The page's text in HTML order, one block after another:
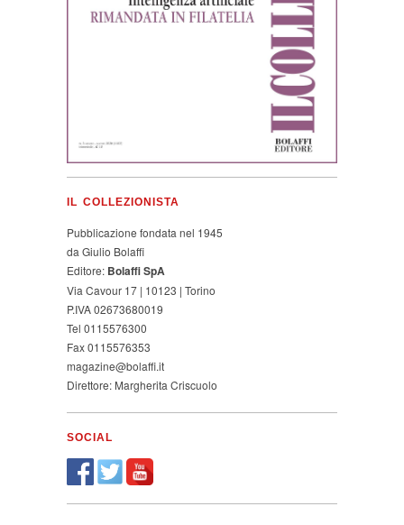
IL COLLEZIONISTA
Pubblicazione fondata nel 1945
da Giulio Bolaffi
Editore: Bolaffi SpA
Via Cavour 17 | 10123 | Torino
P.IVA 02673680019
Tel 0115576300
Fax 0115576353
magazine@bolaffi.it
Direttore: Margherita Criscuolo
SOCIAL